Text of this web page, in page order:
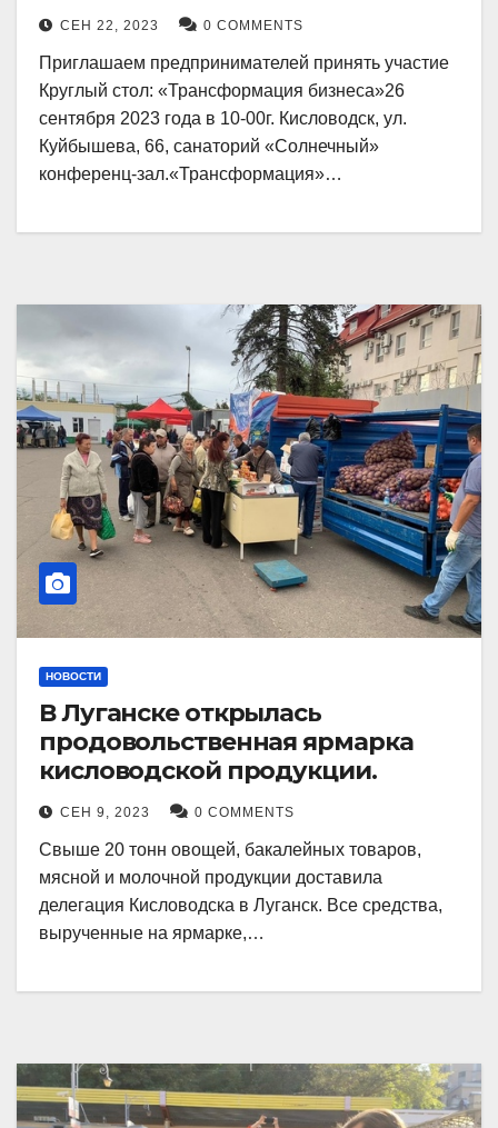
СЕН 22, 2023 0 COMMENTS
Приглашаем предпринимателей принять участие
Круглый стол: «Трансформация бизнеса»26
сентября 2023 года в 10-00г. Кисловодск, ул.
Куйбышева, 66, санаторий «Солнечный»
конференц-зал.«Трансформация»…
НОВОСТИ
В Луганске открылась
продовольственная ярмарка
кисловодской продукции.
СЕН 9, 2023 0 COMMENTS
Свыше 20 тонн овощей, бакалейных товаров,
мясной и молочной продукции доставила
делегация Кисловодска в Луганск. Все средства,
вырученные на ярмарке,…